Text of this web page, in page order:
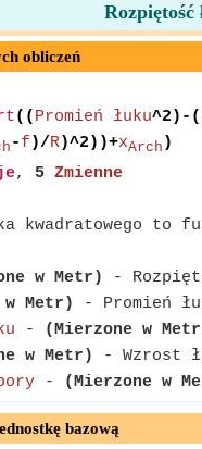
obliczeń
(( Promień łuku^2)-
-f )/R)^2))+xArch )
, 5 Zmienne
kwadratowego to
w Metr)
-
w Metr)
- Promień
- (Mierzone w
w Metr)
- Wzrost
- (Mierzone w
bazową